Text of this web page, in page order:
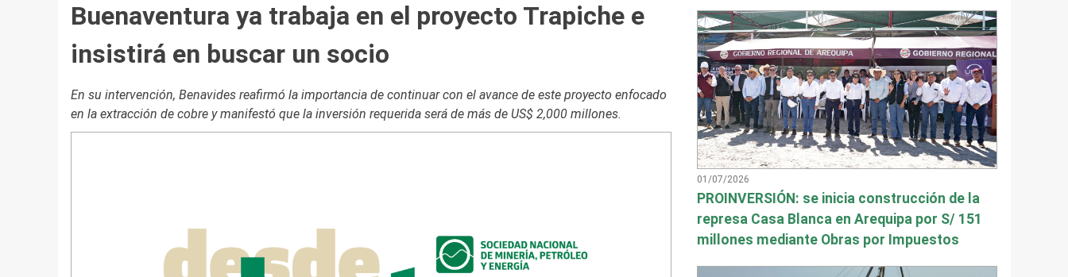
Buenaventura ya trabaja en el proyecto Trapiche e
insistirá en buscar un socio
En su intervención, Benavides reafirmó la importancia de continuar con el avance de este proyecto enfocado
en la extracción de cobre y manifestó que la inversión requerida será de más de US$ 2,000 millones.
01/07/2026
PROINVERSIÓN: se inicia construcción de la
represa Casa Blanca en Arequipa por S/ 151
millones mediante Obras por Impuestos